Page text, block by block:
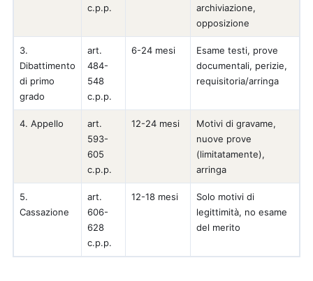
c.p.p.
archiviazione,
opposizione
3.
Dibattimento
di primo
grado
art.
484-
548
c.p.p.
6-24 mesi
Esame testi, prove
documentali, perizie,
requisitoria/arringa
4. Appello
art.
593-
605
c.p.p.
12-24 mesi
Motivi di gravame,
nuove prove
(limitatamente),
arringa
5.
Cassazione
art.
606-
628
c.p.p.
12-18 mesi
Solo motivi di
legittimità, no esame
del merito